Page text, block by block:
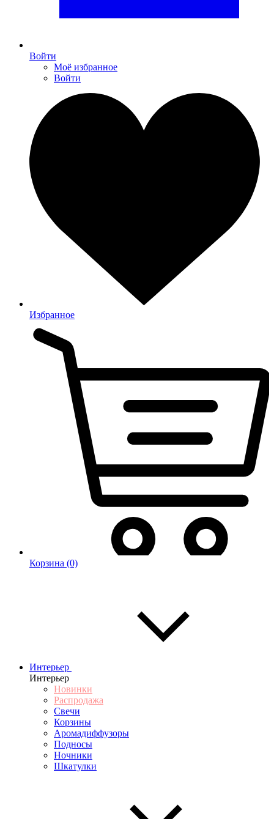
Войти
Моё избранное
Войти
Избранное
Корзина (0)
Интерьер
Интерьер
Новинки
Распродажа
Свечи
Корзины
Аромадиффузоры
Подносы
Ночники
Шкатулки